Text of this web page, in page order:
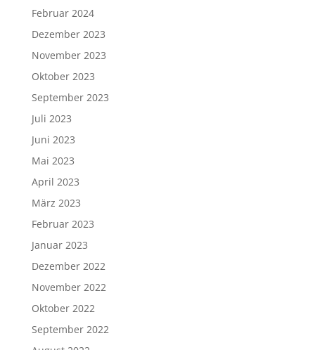
Februar 2024
Dezember 2023
November 2023
Oktober 2023
September 2023
Juli 2023
Juni 2023
Mai 2023
April 2023
März 2023
Februar 2023
Januar 2023
Dezember 2022
November 2022
Oktober 2022
September 2022